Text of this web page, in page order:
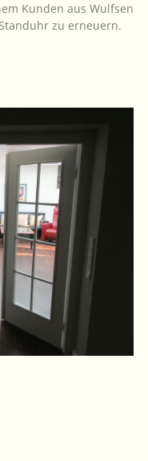
Kunden aus Wulfsen
zu erneuern.